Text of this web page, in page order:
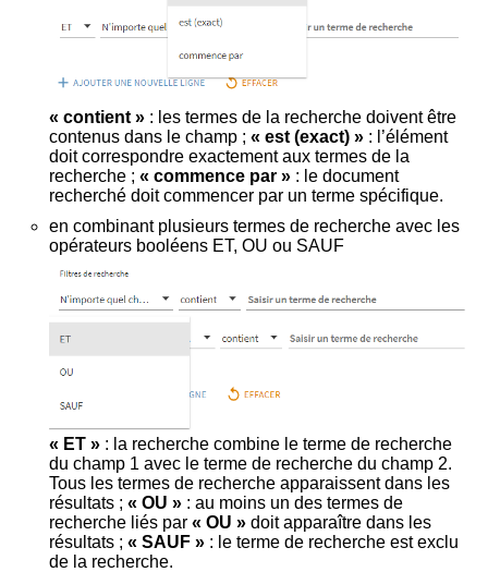
« contient » : les termes de la recherche doivent être
contenus dans le champ ; « est (exact) » : l’élément
doit correspondre exactement aux termes de la
recherche ; « commence par » : le document
recherché doit commencer par un terme spécifique.
en combinant plusieurs termes de recherche avec les
opérateurs booléens ET, OU ou SAUF
« ET » : la recherche combine le terme de recherche
du champ 1 avec le terme de recherche du champ 2.
Tous les termes de recherche apparaissent dans les
résultats ; « OU » : au moins un des termes de
recherche liés par « OU » doit apparaître dans les
résultats ; « SAUF » : le terme de recherche est exclu
de la recherche.